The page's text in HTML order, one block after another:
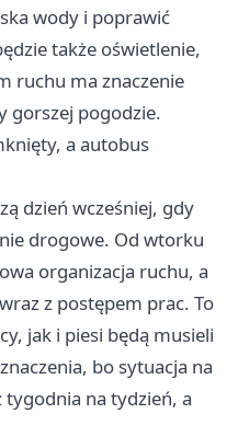
wody i poprawić
także oświetlenie,
ruchu ma znaczenie
gorszej pogodzie.
a autobus
dzień wcześniej, gdy
drogowe. Od wtorku
organizacja ruchu, a
z postępem prac. To
jak i piesi będą musieli
bo sytuacja na
tygodnia na tydzień, a